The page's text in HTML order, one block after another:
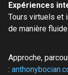
Expériences
Tours virtuels et
de manière
Approche,
: